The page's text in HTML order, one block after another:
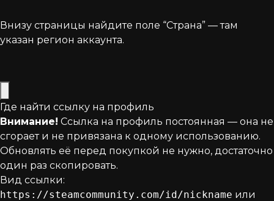
Внизу страницы найдите поле “Страна” — там
указан регион аккаунта.
Где найти ссылку на профиль
Внимание! Ссылка на профиль постоянная — она не
сгорает и не привязана к одному использованию.
Обновлять её перед покупкой не нужно, достаточно
один раз скопировать.
Вид ссылки:
https://steamcommunity.com/id/nickname или